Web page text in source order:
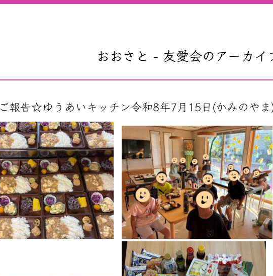
おおさと - 友愛会のアーカイ
ご報告☆ゆうあいキッチン令和8年7月15日(かみのや